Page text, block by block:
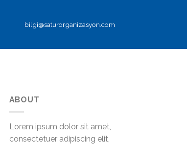
bilgi@saturorganizasyon.com
ABOUT
Lorem ipsum dolor sit amet,
consectetuer adipiscing elit,